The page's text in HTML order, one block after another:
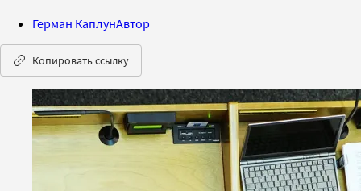
Герман КаплунАвтор
Копировать ссылку